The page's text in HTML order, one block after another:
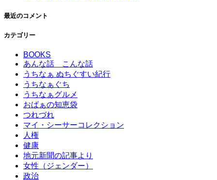
最近のコメント
カテゴリー
BOOKS
あんな話 こんな話
うちなぁ ぬちぐすい紀行
うちなぁぐち
うちなぁグルメ
おばぁの知恵袋
つれづれ
マイ・シーサーコレクション
人権
健康
地元新聞の記事より
女性（ジェンダー）
政治